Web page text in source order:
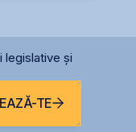
legislative și
TE